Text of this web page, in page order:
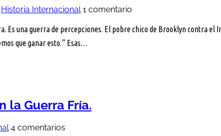
,Historia Internacional 1 comentario
Es una guerra de percepciones. El pobre chico de Brooklyn contra
que ganar esto.” Esas…
la Guerra Fría.
4 comentarios